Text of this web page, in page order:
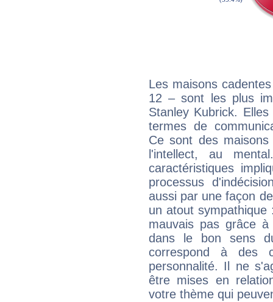
Les maisons
12 – sont les plus
Stanley Kubrick.
termes de
Ce sont des
l'intellect, au
caractéristiques
processus
aussi par une façon
un atout
mauvais pas grâce
dans le bon sens
correspond à des
personnalité. Il ne
être mises en
votre thème qui